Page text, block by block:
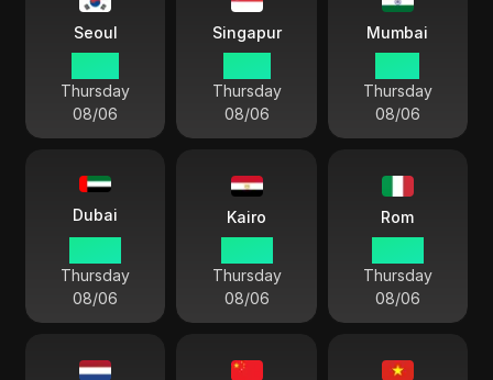
Seoul
Thursday
08/06
Singapur
Thursday
08/06
Mumbai
Thursday
08/06
Dubai
Thursday
08/06
Kairo
Thursday
08/06
Rom
Thursday
08/06